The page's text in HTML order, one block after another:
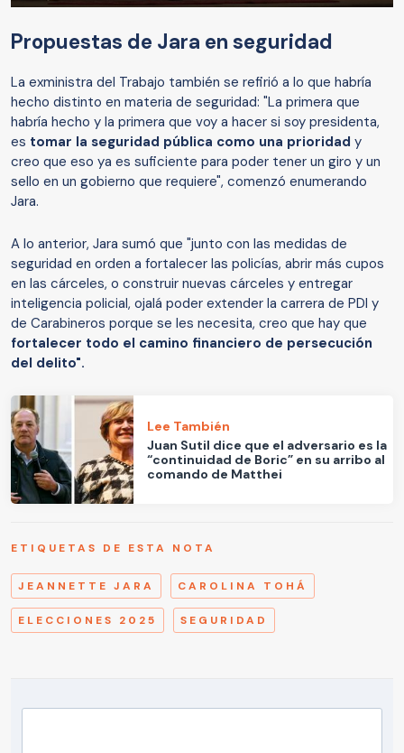
Propuestas de Jara en seguridad
La exministra del Trabajo también se refirió a lo que habría
hecho distinto en materia de seguridad: "La primera que
habría hecho y la primera que voy a hacer si soy presidenta,
es tomar la seguridad pública como una prioridad y
creo que eso ya es suficiente para poder tener un giro y un
sello en un gobierno que requiere", comenzó enumerando
Jara.
A lo anterior, Jara sumó que "junto con las medidas de
seguridad en orden a fortalecer las policías, abrir más cupos
en las cárceles, o construir nuevas cárceles y entregar
inteligencia policial, ojalá poder extender la carrera de PDI y
de Carabineros porque se les necesita, creo que hay que
fortalecer todo el camino financiero de persecución
del delito".
Lee También
Juan Sutil dice que el adversario es la
“continuidad de Boric” en su arribo al
comando de Matthei
ETIQUETAS DE ESTA NOTA
JEANNETTE JARA CAROLINA TOHÁ
ELECCIONES 2025 SEGURIDAD